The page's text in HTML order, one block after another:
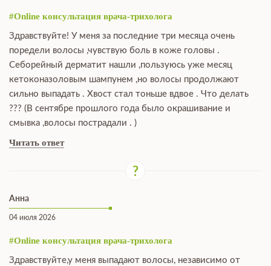
#Online консультация врача-трихолога
Здравствуйте! У меня за последние три месяца очень
поредели волосы ,чувствую боль в коже головы .
Себорейный дерматит нашли ,пользуюсь уже месяц
кетоконазоловым шампунем ,но волосы продолжают
сильно выпадать . Хвост стал тоньше вдвое . Что делать
??? (В сентябре прошлого года было окрашивание и
смывка ,волосы пострадали . )
Читать ответ
Анна
04 июля 2026
#Online консультация врача-трихолога
Здравствуйте,у меня выпадают волосы, независимо от